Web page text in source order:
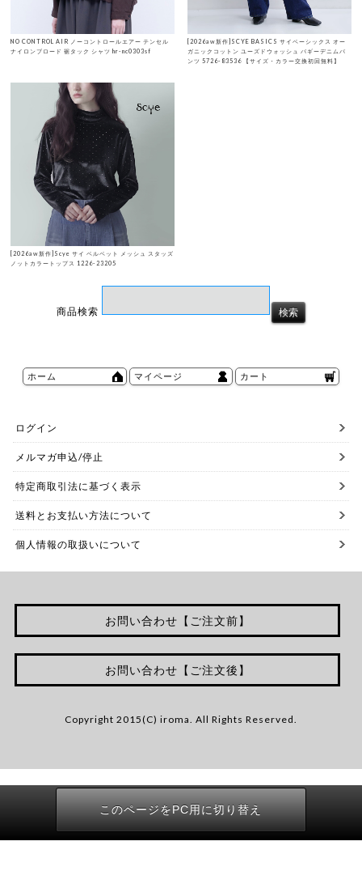
NO CONTROL AIR ノーコントロールエアー テンセル
ナイロンブロード 裾タック シャツ hr-nc0303sf
[2026aw新作]SCYE BASICS サイベーシックス オー
ガニックコットン ユーズドウォッシュ バギーデニムパ
ンツ 5726-83536 【サイズ・カラー交換初回無料】
[2026aw新作]Scye サイ ベルベット メッシュ スタッズ
ノットカラートップス 1226-23205
商品検索
ホーム マイページ カート
ログイン
メルマガ申込/停止
特定商取引法に基づく表示
送料とお支払い方法について
個人情報の取扱いについて
お問い合わせ【ご注文前】
お問い合わせ【ご注文後】
Copyright 2015(C) iroma. All Rights Reserved.
このページをPC用に切り替え